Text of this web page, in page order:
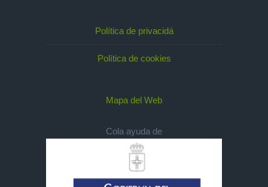
Política de privacidá
Política de cookies
Mapa del Web
Cola ayuda de